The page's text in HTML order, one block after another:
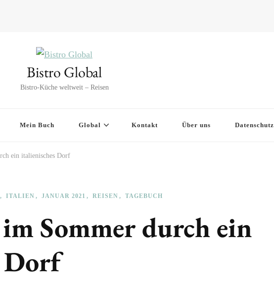
Bistro Global
Bistro-Küche weltweit – Reisen
Mein Buch Global Kontakt Über uns Datenschutz
ein italienisches Dorf
ITALIEN JANUAR 2021 REISEN TAGEBUCH
Sommer durch ein
Dorf